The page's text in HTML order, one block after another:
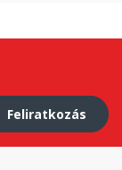
Feliratkozás